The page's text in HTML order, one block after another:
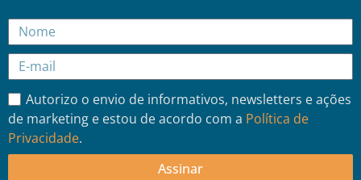
Autorizo o envio de informativos, newsletters e ações
de marketing e estou de acordo com a Política de
Privacidade.
Assinar